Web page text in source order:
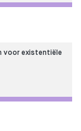
voor existentiële